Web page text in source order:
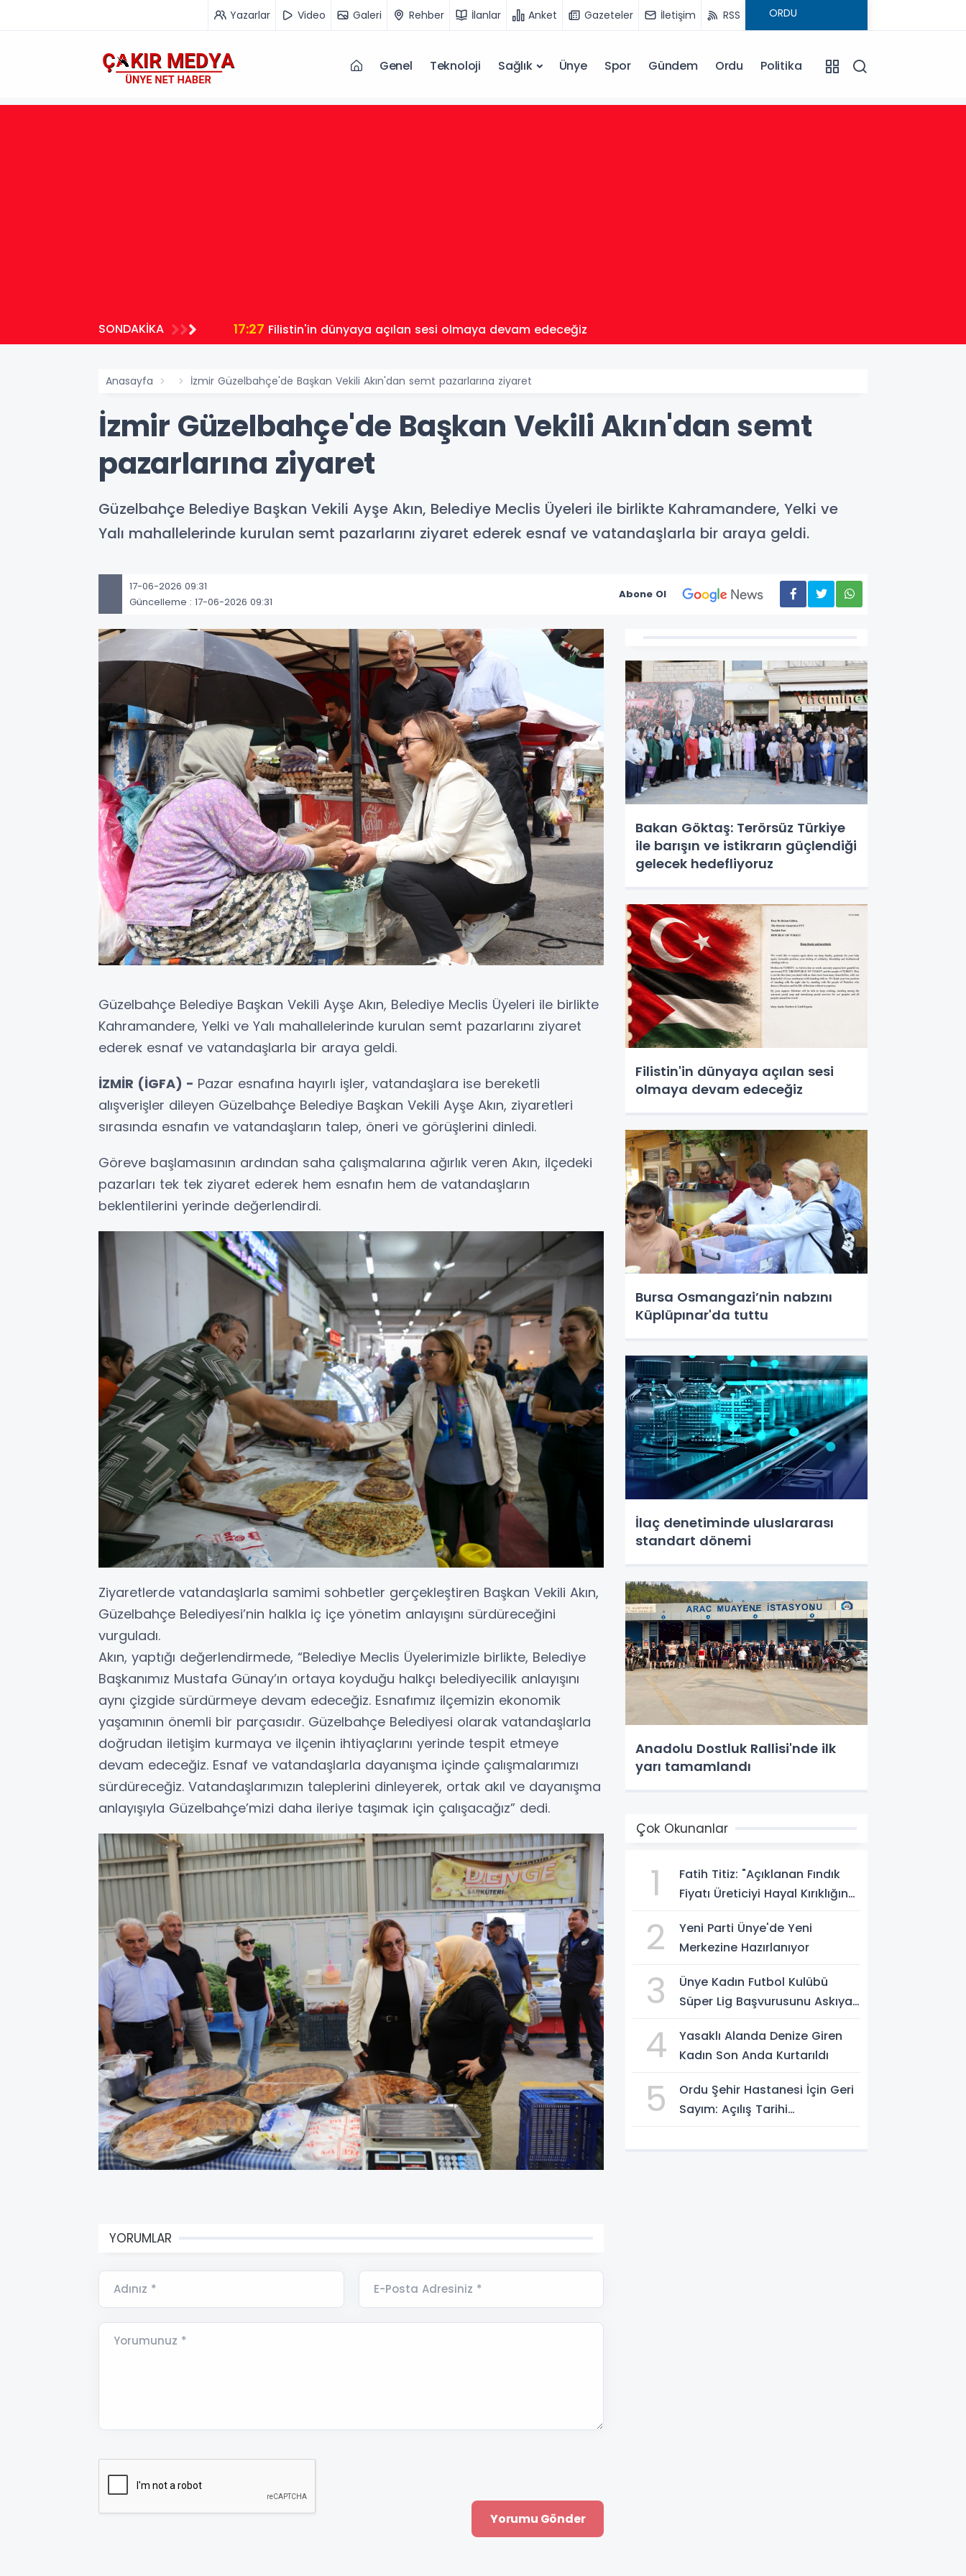
Yazarlar Video Galeri Rehber İlanlar Anket Gazeteler İletişim RSS
Genel Teknoloji Sağlık Ünye Spor Gündem Ordu Politika
SONDAKİKA
hedefliyoruz 17:27 Filistin'in dünyaya açılan sesi olmaya devam edeceğiz
Anasayfa İzmir Güzelbahçe'de Başkan Vekili Akın'dan semt pazarlarına ziyaret
İzmir Güzelbahçe'de Başkan Vekili Akın'dan semt
pazarlarına ziyaret
Güzelbahçe Belediye Başkan Vekili Ayşe Akın, Belediye Meclis Üyeleri ile birlikte Kahramandere, Yelki ve
Yalı mahallelerinde kurulan semt pazarlarını ziyaret ederek esnaf ve vatandaşlarla bir araya geldi.
17-06-2026 09:31
Güncelleme : 17-06-2026 09:31
Abone Ol
Güzelbahçe Belediye Başkan Vekili Ayşe Akın, Belediye Meclis Üyeleri ile birlikte
Kahramandere, Yelki ve Yalı mahallelerinde kurulan semt pazarlarını ziyaret
ederek esnaf ve vatandaşlarla bir araya geldi.
İZMİR (İGFA) - Pazar esnafına hayırlı işler, vatandaşlara ise bereketli
alışverişler dileyen Güzelbahçe Belediye Başkan Vekili Ayşe Akın, ziyaretleri
sırasında esnafın ve vatandaşların talep, öneri ve görüşlerini dinledi.
Göreve başlamasının ardından saha çalışmalarına ağırlık veren Akın, ilçedeki
pazarları tek tek ziyaret ederek hem esnafın hem de vatandaşların
beklentilerini yerinde değerlendirdi.
Ziyaretlerde vatandaşlarla samimi sohbetler gerçekleştiren Başkan Vekili Akın,
Güzelbahçe Belediyesi’nin halkla iç içe yönetim anlayışını sürdüreceğini
vurguladı.
Akın, yaptığı değerlendirmede, “Belediye Meclis Üyelerimizle birlikte, Belediye
Başkanımız Mustafa Günay’ın ortaya koyduğu halkçı belediyecilik anlayışını
aynı çizgide sürdürmeye devam edeceğiz. Esnafımız ilçemizin ekonomik
yaşamının önemli bir parçasıdır. Güzelbahçe Belediyesi olarak vatandaşlarla
doğrudan iletişim kurmaya ve ilçenin ihtiyaçlarını yerinde tespit etmeye
devam edeceğiz. Esnaf ve vatandaşlarla dayanışma içinde çalışmalarımızı
sürdüreceğiz. Vatandaşlarımızın taleplerini dinleyerek, ortak akıl ve dayanışma
anlayışıyla Güzelbahçe’mizi daha ileriye taşımak için çalışacağız” dedi.
YORUMLAR
Adınız * E-Posta Adresiniz *
Yorumunuz *
Bakan Göktaş: Terörsüz Türkiye
ile barışın ve istikrarın güçlendiği
gelecek hedefliyoruz
Filistin'in dünyaya açılan sesi
olmaya devam edeceğiz
Bursa Osmangazi’nin nabzını
Küplüpınar'da tuttu
İlaç denetiminde uluslararası
standart dönemi
Anadolu Dostluk Rallisi'nde ilk
yarı tamamlandı
Çok Okunanlar
1
Fatih Titiz: "Açıklanan Fındık
Fiyatı Üreticiyi Hayal Kırıklığına
2
Yeni Parti Ünye'de Yeni
Merkezine Hazırlanıyor
3
Ünye Kadın Futbol Kulübü
Süper Lig Başvurusunu Askıya
4
Yasaklı Alanda Denize Giren
Kadın Son Anda Kurtarıldı
5
Ordu Şehir Hastanesi İçin Geri
Sayım: Açılış Tarihi